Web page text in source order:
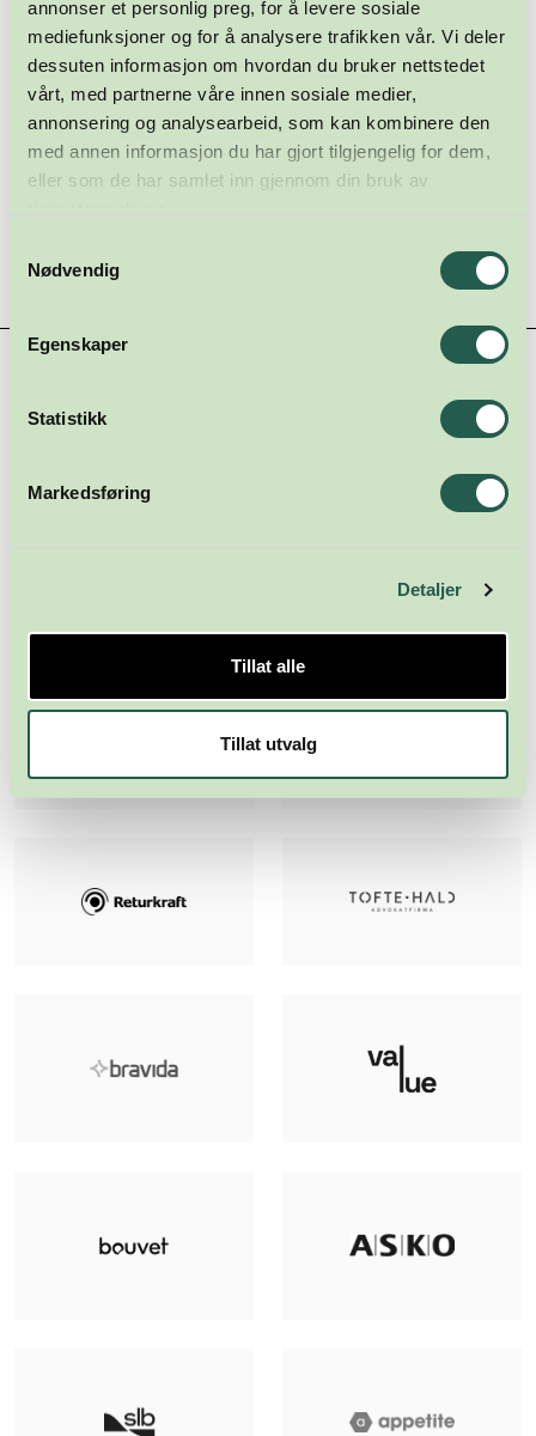
annonser et personlig preg, for å levere sosiale
mediefunksjoner og for å analysere trafikken vår. Vi deler
dessuten informasjon om hvordan du bruker nettstedet
vårt, med partnerne våre innen sosiale medier,
annonsering og analysearbeid, som kan kombinere den
med annen informasjon du har gjort tilgjengelig for dem,
eller som de har samlet inn gjennom din bruk av
Nødvendig
Egenskaper
Statistikk
Markedsføring
Detaljer
Tillat alle
Tillat utvalg